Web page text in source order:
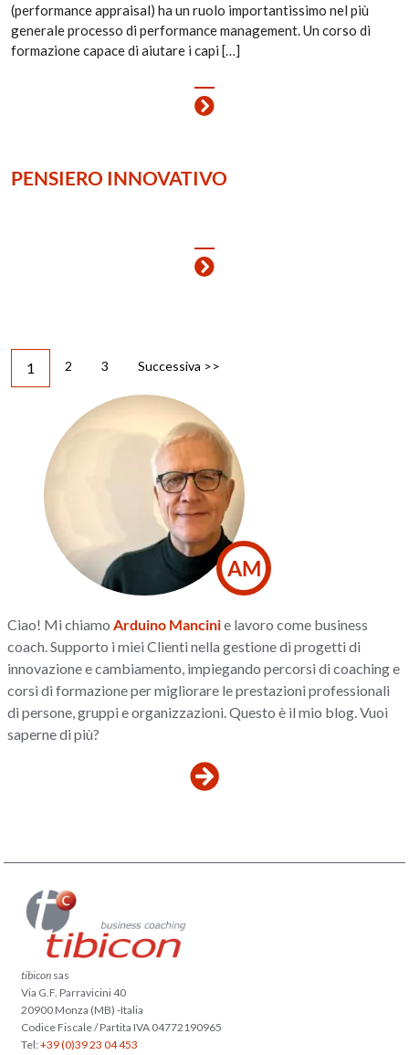
(performance appraisal) ha un ruolo importantissimo nel più
generale processo di performance management. Un corso di
formazione capace di aiutare i capi […]
PENSIERO INNOVATIVO
1 2 3 Successiva >>
AM
Ciao! Mi chiamoArduino Mancinie lavoro come business
coach. Supporto i miei Clienti nella gestione di progetti di
innovazione e cambiamento, impiegando percorsi di coaching e
corsi di formazione per migliorare le prestazioni professionali
di persone, gruppi e organizzazioni. Questo è il mio blog. Vuoi
saperne di più?
tibicon sas
Via G.F. Parravicini 40
20900 Monza (MB) -Italia
Codice Fiscale / Partita IVA 04772190965
Tel:+39 (0)39 23 04 453